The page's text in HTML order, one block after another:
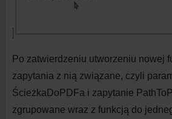
Po zatwierdzeniu utworzeniu nowej
zapytania z nią związane, czyli
ŚcieżkaDoPDFa i zapytanie
zgrupowane wraz z funkcją do